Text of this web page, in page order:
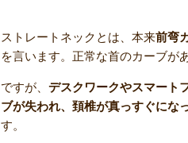
ストレートネックとは、本来前弯
を言います。正常な首のカーブが
ですが、 デスクワークやスマート
ブが失われ、頚椎が真っすぐにな
す。